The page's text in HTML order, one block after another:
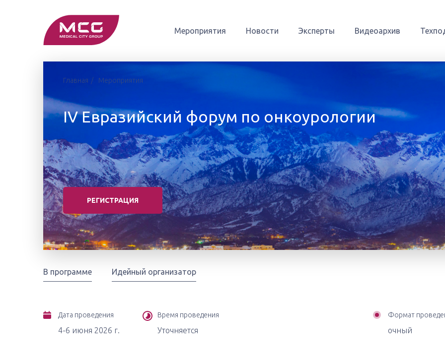
Мероприятия Новости Эксперты Видеоархив
Главная Мероприятия
IV Евразийский форум по онкоурологии
РЕГИСТРАЦИЯ
В программе Идейный организатор
Дата проведения
4-6 июня 2026 г.
Время проведения
Уточняется
Формат
очный